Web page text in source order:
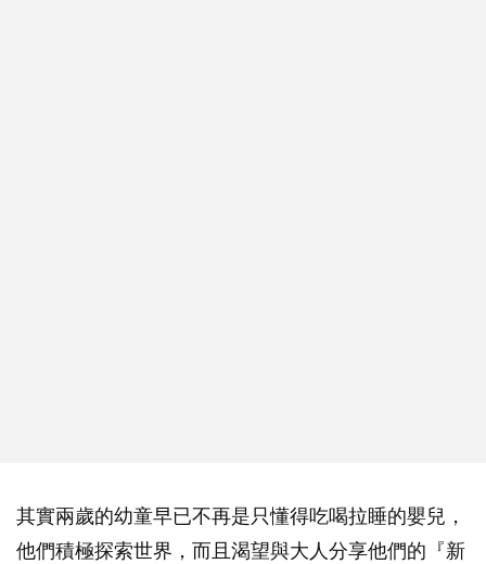
其實兩歲的幼童早已不再是只懂得吃喝拉睡的嬰兒，
他們積極探索世界，而且渴望與大人分享他們的『新